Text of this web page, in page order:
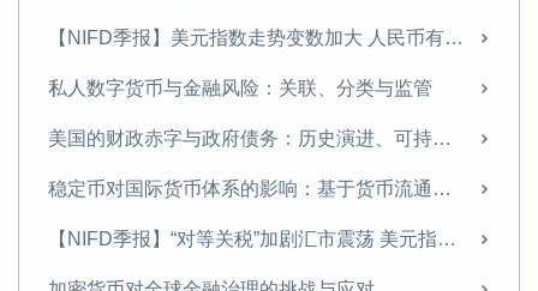
【NIFD季报】美元指数走势变数加大 人民币有望温和升值——2025年年度人民币汇率分析报告
私人数字货币与金融风险：关联、分类与监管
美国的财政赤字与政府债务：历史演进、可持续性与中国应对
稳定币对国际货币体系的影响：基于货币流通域的分析
【NIFD季报】“对等关税”加剧汇市震荡 美元指数步入贬值周——2025H1人民币汇率分析报告